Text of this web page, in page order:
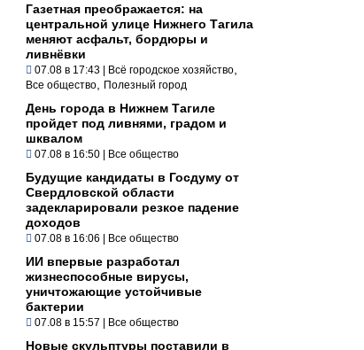
Газетная преображается: на
центральной улице Нижнего Тагила
меняют асфальт, бордюры и
ливнёвки
07.08 в 17:43 | Всё городское хозяйство
Все общество Полезный город
День города в Нижнем Тагиле
пройдет под ливнями, градом и
шквалом
07.08 в 16:50 | Все общество
Будущие кандидаты в Госдуму от
Свердловской области
задекларировали резкое падение
доходов
07.08 в 16:06 | Все общество
ИИ впервые разработал
жизнеспособные вирусы,
уничтожающие устойчивые
бактерии
07.08 в 15:57 | Все общество
Новые скульптуры поставили в